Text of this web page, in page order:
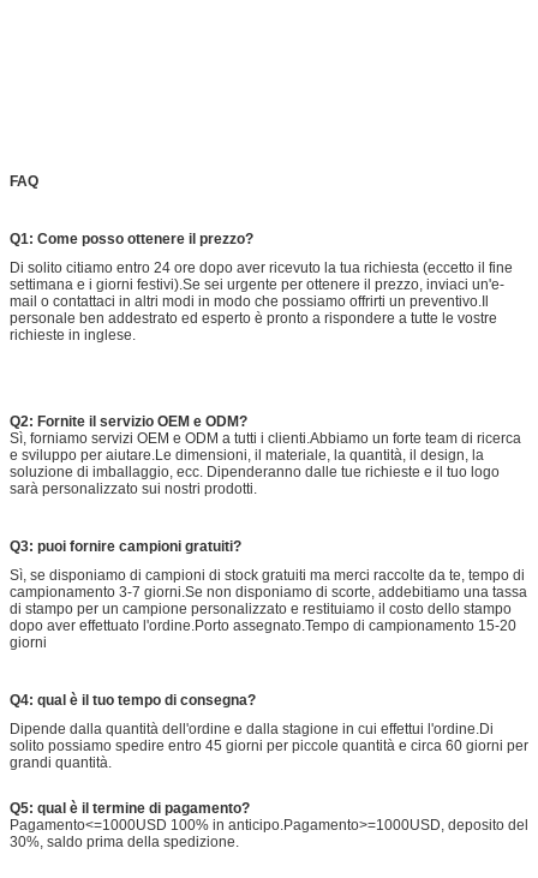
FAQ
Q1: Come posso ottenere il prezzo?
Di solito citiamo entro 24 ore dopo aver ricevuto la tua richiesta (eccetto il fine
settimana e i giorni festivi).Se sei urgente per ottenere il prezzo, inviaci un'e-
mail o contattaci in altri modi in modo che possiamo offrirti un preventivo.Il
personale ben addestrato ed esperto è pronto a rispondere a tutte le vostre
richieste in inglese.
Q2: Fornite il servizio OEM e ODM?
Sì, forniamo servizi OEM e ODM a tutti i clienti.Abbiamo un forte team di ricerca
e sviluppo per aiutare.Le dimensioni, il materiale, la quantità, il design, la
soluzione di imballaggio, ecc. Dipenderanno dalle tue richieste e il tuo logo
sarà personalizzato sui nostri prodotti.
Q3: puoi fornire campioni gratuiti?
Sì, se disponiamo di campioni di stock gratuiti ma merci raccolte da te, tempo di
campionamento 3-7 giorni.Se non disponiamo di scorte, addebitiamo una tassa
di stampo per un campione personalizzato e restituiamo il costo dello stampo
dopo aver effettuato l'ordine.Porto assegnato.Tempo di campionamento 15-20
giorni
Q4: qual è il tuo tempo di consegna?
Dipende dalla quantità dell'ordine e dalla stagione in cui effettui l'ordine.Di
solito possiamo spedire entro 45 giorni per piccole quantità e circa 60 giorni per
grandi quantità.
Q5: qual è il termine di pagamento?
Pagamento<=1000USD 100% in anticipo.Pagamento>=1000USD, deposito del
30%, saldo prima della spedizione.